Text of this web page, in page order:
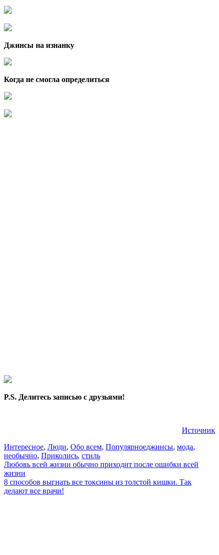
Джинсы на изнанку
Когда не смогла определиться
P.S. Делитесь записью с друзьями!
Источник
Интересное, Люди, Обо всем, Популярноеджинсы, мода,
необычно, Приколись, стиль
Навигация
по
записям
Любовь всей жизни обычно приходит после ошибки всей
жизни
8 способов выгнать все токсины из толстой кишки. Так
делают все врачи!